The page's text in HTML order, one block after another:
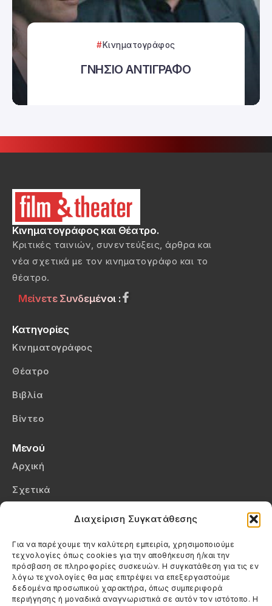
Διαχείριση Συγκατάθεσης
Για να παρέχουμε την καλύτερη εμπειρία, χρησιμοποιούμε
τεχνολογίες όπως cookies για την αποθήκευση ή/και την
πρόσβαση σε πληροφορίες συσκευών. Η συγκατάθεση για τις εν
λόγω τεχνολογίες θα μας επιτρέψει να επεξεργαστούμε
δεδομένα προσωπικού χαρακτήρα, όπως συμπεριφορά
περιήγησης ή μοναδικά αναγνωριστικά σε αυτόν τον ιστότοπο. Η
Κινηματογράφος
ΓΝΗΣΙΟ ΑΝΤΙΓΡΑΦΟ
Κινηματογράφος και Θέατρο.
Κριτικές ταινιών, συνεντεύξεις, άρθρα και
νέα σχετικά με τον κινηματογράφο και το
θέατρο.
Μείνετε Συνδεμένοι :
Κατηγορίες
Κινηματογράφος
Θέατρο
Βιβλία
Βίντεο
Μενού
Αρχική
Σχετικά
Πολιτική Cookies (ΕΕ)
Στοιχεία Επικοινωνίας
Καλεσέ μας